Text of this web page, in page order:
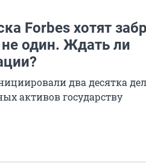
Forbes хотят
не один. Ждать ли
два десятка
активов государству